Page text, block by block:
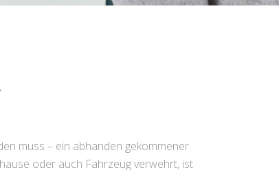
muss – ein abhanden gekommener
oder auch Fahrzeug verwehrt, ist